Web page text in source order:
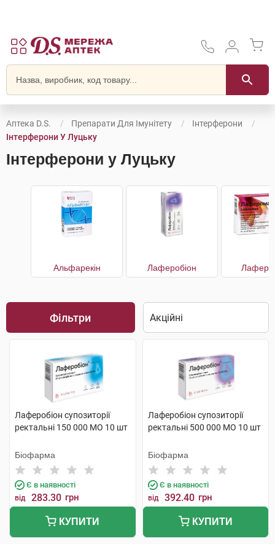
Аптека D.S. Препарати Для Імунітету
Інтерферони
Інтерферони У Луцьку
Інтерферони у Луцьку
Альфарекін Лаферобіон
Фільтри
Лаферобіон супозиторії
ректальні 150 000 МО 10 шт
Біофарма
Є в наявності
від 283.30 грн
КУПИТИ
Лаферобіон супозиторії
ректальні 500 000 МО 10 шт
Біофарма
Є в наявності
від 392.40 грн
КУПИТИ